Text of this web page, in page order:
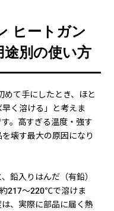
ヒートガン
途別の使い方
めて手にしたとき、ほと
く溶ける」と考えま
。高すぎる温度・強す
壊す最大の原因になり
鉛入りはんだ（有鉛）
217〜220℃で溶けま
、実際に部品に届く熱